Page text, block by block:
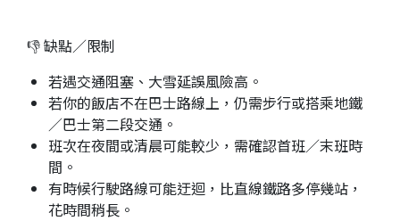
👎 缺點／限制
若遇交通阻塞、大雪延誤風險高。
若你的飯店不在巴士路線上，仍需步行或搭乘地鐵
／巴士第二段交通。
班次在夜間或清晨可能較少，需確認首班／末班時
間。
有時候行駛路線可能迂迴，比直線鐵路多停幾站，
花時間稍長。